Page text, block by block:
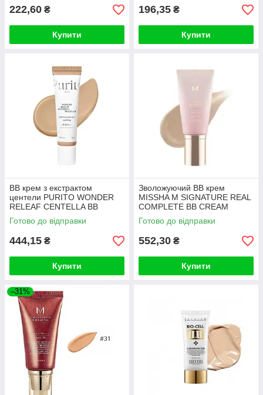
222,60 ₴
Купити
196,35 ₴
Купити
ВВ крем з екстрактом
центели PURITO WONDER
RELEAF CENTELLA BB
Cream #23 Natural Beige 30ml
Готово до відправки
444,15 ₴
Купити
Зволожуючий ВВ крем
MISSHA M SIGNATURE REAL
COMPLETE BB CREAM
SPF25/PA++ 45g (№21)
Готово до відправки
552,30 ₴
Купити
–31%